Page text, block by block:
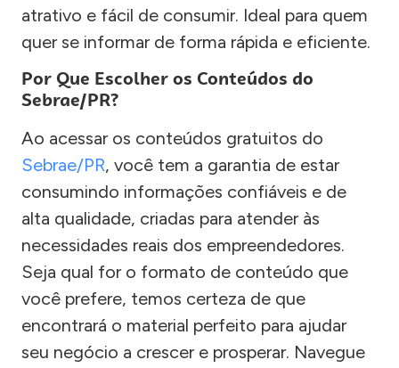
atrativo e fácil de consumir. Ideal para quem
quer se informar de forma rápida e eficiente.
Por Que Escolher os Conteúdos do
Sebrae/PR?
Ao acessar os conteúdos gratuitos do
Sebrae/PR, você tem a garantia de estar
consumindo informações confiáveis e de
alta qualidade, criadas para atender às
necessidades reais dos empreendedores.
Seja qual for o formato de conteúdo que
você prefere, temos certeza de que
encontrará o material perfeito para ajudar
seu negócio a crescer e prosperar. Navegue